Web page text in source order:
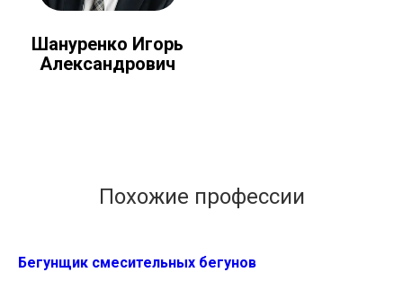
Шануренко Игорь
Александрович
Похожие профессии
Бегунщик смесительных бегунов